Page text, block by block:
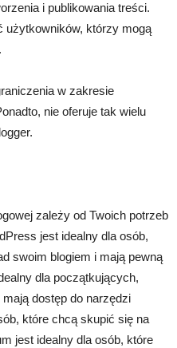
i publikowania treści.
użytkowników, którzy mogą
w zakresie
nie oferuje tak wielu
zależy od Twoich potrzeb
jest idealny dla osób,
swoim blogiem i mają pewną
dla początkujących,
mają dostęp do narzędzi
które chcą skupić się na
jest idealny dla osób, które